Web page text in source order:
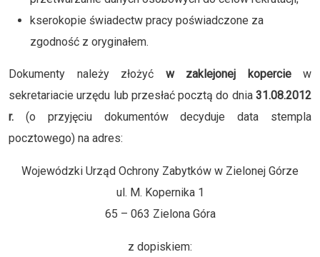
kserokopie świadectw pracy poświadczone za
zgodność z oryginałem.
Dokumenty należy złożyć w zaklejonej koperciew
sekretariacie urzędu lub przesłać pocztą do dnia 31.08.2012
r. (o przyjęciu dokumentów decyduje data stempla
pocztowego) na adres:
Wojewódzki Urząd Ochrony Zabytków w Zielonej Górze
ul. M. Kopernika 1
65 – 063 Zielona Góra
z dopiskiem: